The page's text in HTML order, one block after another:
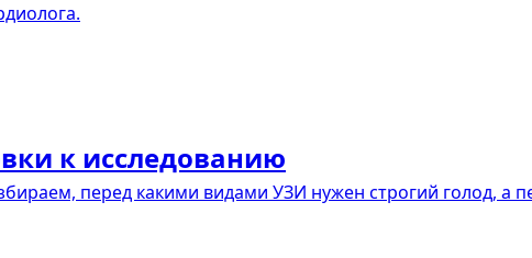
к исследованию
перед какими видами УЗИ нужен строгий голод, а